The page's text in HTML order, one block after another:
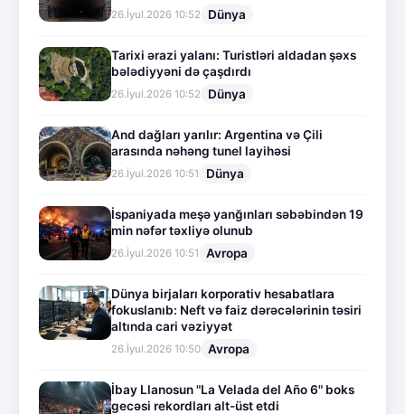
26.İyul.2026 10:52 Dünya
Tarixi ərazi yalanı: Turistləri aldadan şəxs
bələdiyyəni də çaşdırdı
26.İyul.2026 10:52 Dünya
And dağları yarılır: Argentina və Çili
arasında nəhəng tunel layihəsi
26.İyul.2026 10:51 Dünya
İspaniyada meşə yanğınları səbəbindən 19
min nəfər təxliyə olunub
26.İyul.2026 10:51 Avropa
Dünya birjaları korporativ hesabatlara
fokuslanıb: Neft və faiz dərəcələrinin təsiri
altında cari vəziyyət
26.İyul.2026 10:50 Avropa
İbay Llanosun "La Velada del Año 6" boks
gecəsi rekordları alt-üst etdi